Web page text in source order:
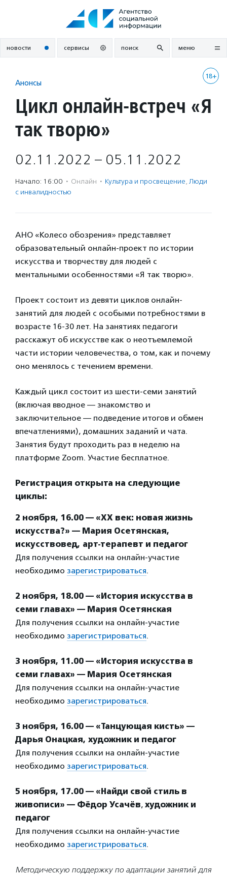
новости сервисы поиск меню
18+
Анонсы
Цикл онлайн-встреч «Я
так творю»
02.11.2022 – 05.11.2022
Начало: 16:00 · Онлайн · Культура и просвещение, Люди
с инвалидностью
АНО «Колесо обозрения» представляет
образовательный онлайн-проект по истории
искусства и творчеству для людей с
ментальными особенностями «Я так творю».
Проект состоит из девяти циклов онлайн-
занятий для людей с особыми потребностями в
возрасте 16-30 лет. На занятиях педагоги
расскажут об искусстве как о неотъемлемой
части истории человечества, о том, как и почему
оно менялось с течением времени.
Каждый цикл состоит из шести-семи занятий
(включая вводное — знакомство и
заключительное — подведение итогов и обмен
впечатлениями), домашних заданий и чата.
Занятия будут проходить раз в неделю на
платформе Zoom. Участие бесплатное.
Регистрация открыта на следующие
циклы:
2 ноября, 16.00 — «ХХ век: новая жизнь
искусства?» — Мария Осетянская,
искусствовед, арт-терапевт и педагог
Для получения ссылки на онлайн-участие
необходимо зарегистрироваться.
2 ноября, 18.00 — «История искусства в
семи главах» — Мария Осетянская
Для получения ссылки на онлайн-участие
необходимо зарегистрироваться.
3 ноября, 11.00 — «История искусства в
семи главах» — Мария Осетянская
Для получения ссылки на онлайн-участие
необходимо зарегистрироваться.
3 ноября, 16.00 — «Танцующая кисть» —
Дарья Онацкая, художник и педагог
Для получения ссылки на онлайн-участие
необходимо зарегистрироваться.
5 ноября, 17.00 — «Найди свой стиль в
живописи» — Фёдор Усачёв, художник и
педагог
Для получения ссылки на онлайн-участие
необходимо зарегистрироваться.
Методическую поддержку по адаптации занятий для